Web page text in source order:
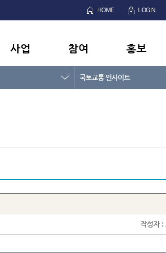
HOME LOGIN
사업 참여 홍보
국토교통 인사이트
작성자 :